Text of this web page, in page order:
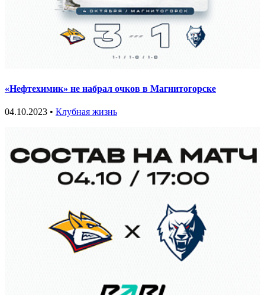
«Нефтехимик» не набрал очков в Магнитогорске
04.10.2023 • Клубная жизнь